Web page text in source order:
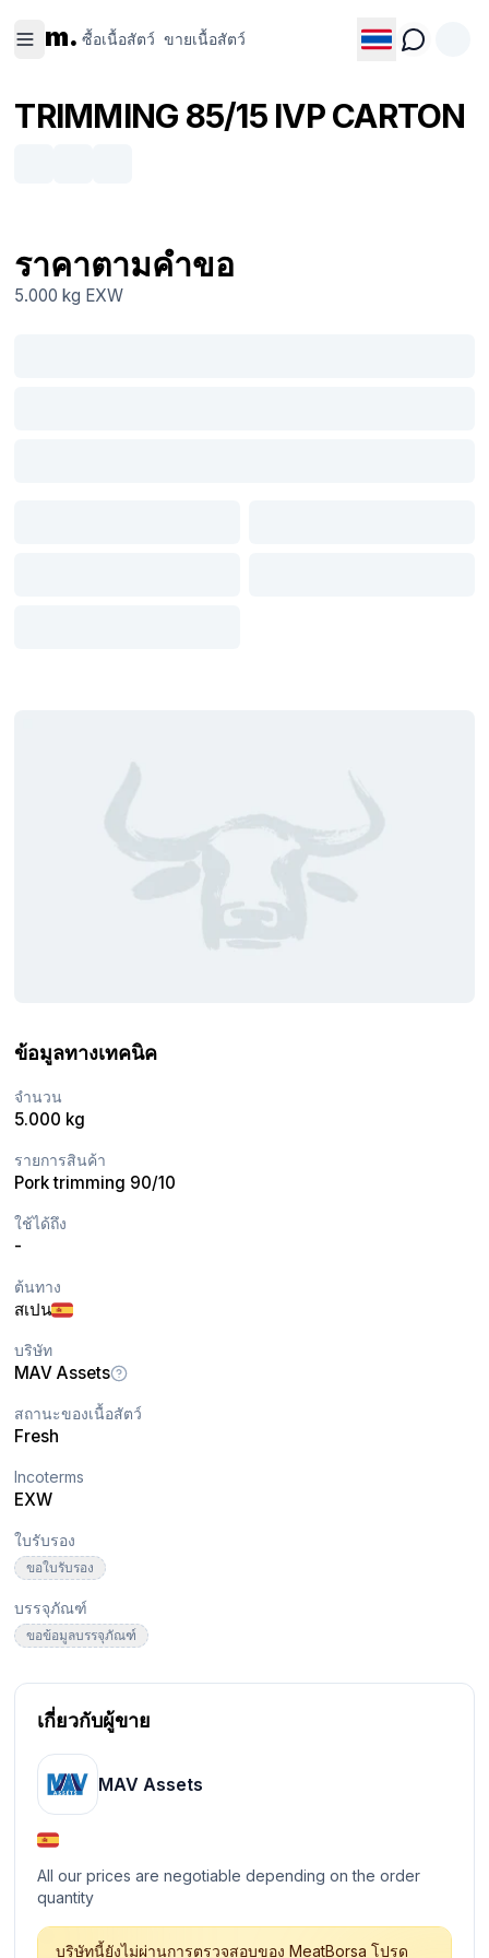
m. ซื้อเนื้อสัตว์ ขายเนื้อสัตว์
สัตว์
สัตว์
TRIMMING 85/15 IVP CARTON
ราคาตามคำขอ
5.000 kg EXW
ข้อมูลทางเทคนิค
จำนวน
5.000 kg
รายการสินค้า
Pork trimming 90/10
ใช้ได้ถึง
-
ต้นทาง
สเปน
บริษัท
MAV Assets
สถานะของเนื้อสัตว์
Fresh
Incoterms
EXW
ใบรับรอง
ขอใบรับรอง
บรรจุภัณฑ์
ขอข้อมูลบรรจุภัณฑ์
เกี่ยวกับผู้ขาย
MAV Assets
All our prices are negotiable depending on the order
quantity
บริษัทนี้ยังไม่ผ่านการตรวจสอบของ MeatBorsa โปรด